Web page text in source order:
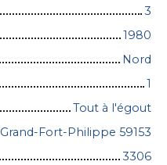
3
1980
Nord
1
Tout à l'égout
Grand-Fort-Philippe 59153
3306